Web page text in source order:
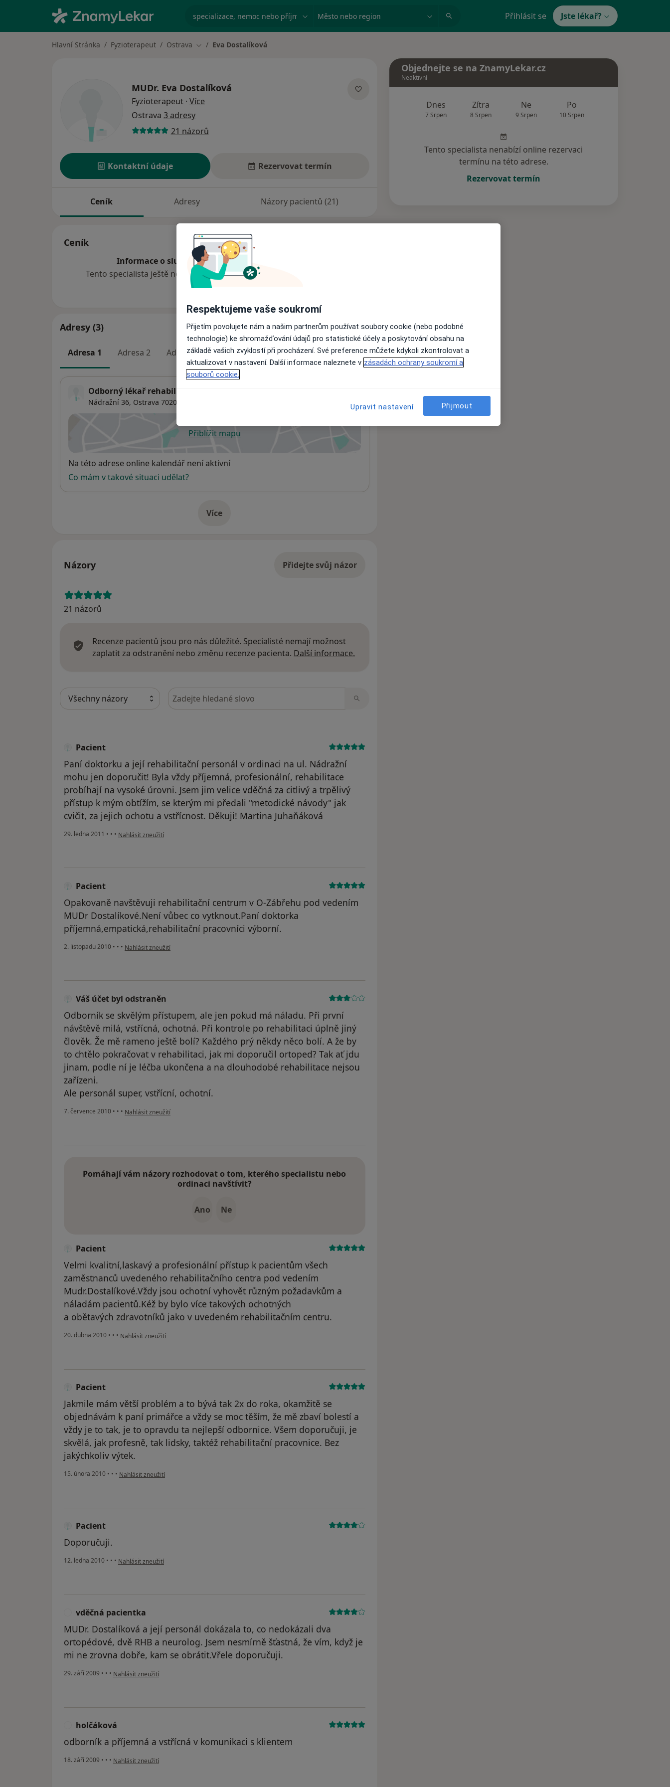
specializace, nemoc nebo příjmení Město nebo region Přihlásit se Jste lékař?
Hlavní Stránka Fyzioterapeut Ostrava Změna města
Eva Dostalíková
MUDr. Eva Dostalíková
Fyzioterapeut · Více
Ostrava 3 adresy
21 názorů
Kontaktní údaje Rezervovat termín
Ceník Adresy Názory pacientů (21)
Ceník
Informace o službách a cenách nejsou k dispozici
Tento specialista ještě nepřidával žádné informace o svých službách.
Adresy (3)
Adresa 1 Adresa 2 Adresa 3
Odborný lékař rehabilitace
Nádražní 36, Ostrava 70200
Přiblížit mapuse otevře v nové záložce
Dostupnost
Na této adrese online kalendář není aktivní
Co mám v takové situaci udělat?
Víceo adrese
Názory Přidejte svůj názor
21 názorů
Recenze pacientů jsou pro nás důležité. Specialisté nemají možnost
zaplatit za odstranění nebo změnu recenze pacienta. Další informace.
Hledejte v názorech
Pacient
Paní doktorku a její rehabilitační personál v ordinaci na ul. Nádražní
mohu jen doporučit! Byla vždy příjemná, profesionální, rehabilitace
probíhají na vysoké úrovni. Jsem jim velice vděčná za citlivý a trpělivý
přístup k mým obtížím, se kterým mi předali "metodické návody" jak
cvičit, za jejich ochotu a vstřícnost. Děkuji! Martina Juhaňáková
29. ledna 2011 • • • podle názoru uživatele Pacient
Nahlásit zneužití
Pacient
Opakovaně navštěvuji rehabilitační centrum v O-Zábřehu pod vedením
MUDr Dostalíkové.Není vůbec co vytknout.Paní doktorka
příjemná,empatická,rehabilitační pracovníci výborní.
2. listopadu 2010 • • • podle názoru uživatele Pacient
Nahlásit zneužití
Váš účet byl odstraněn
Odborník se skvělým přístupem, ale jen pokud má náladu. Při první
návštěvě milá, vstřícná, ochotná. Při kontrole po rehabilitaci úplně jiný
člověk. Že mě rameno ještě bolí? Každého prý někdy něco bolí. A že by
to chtělo pokračovat v rehabilitaci, jak mi doporučil ortoped? Tak ať jdu
jinam, podle ní je léčba ukončena a na dlouhodobé rehabilitace nejsou
zařízeni.
Ale personál super, vstřícní, ochotní.
7. července 2010 • • • podle názoru uživatele Váš účet byl odstraněn
Nahlásit zneužití
Pomáhají vám názory rozhodovat o tom, kterého specialistu nebo
ordinaci navštívit?
Ano Ne
Pacient
Velmi kvalitní,laskavý a profesionální přístup k pacientům všech
zaměstnanců uvedeného rehabilitačního centra pod vedením
Mudr.Dostalíkové.Vždy jsou ochotní vyhovět různým požadavkům a
náladám pacientů.Kéž by bylo více takových ochotných
a obětavých zdravotníků jako v uvedeném rehabilitačním centru.
20. dubna 2010 • • • podle názoru uživatele Pacient
Nahlásit zneužití
Pacient
Jakmile mám větší problém a to bývá tak 2x do roka, okamžitě se
objednávám k paní primářce a vždy se moc těším, že mě zbaví bolestí a
vždy je to tak, je to opravdu ta nejlepší odbornice. Všem doporučuji, je
skvělá, jak profesně, tak lidsky, taktéž rehabilitační pracovnice. Bez
jakýchkoliv výtek.
15. února 2010 • • • podle názoru uživatele Pacient
Nahlásit zneužití
Pacient
Doporučuji.
12. ledna 2010 • • • podle názoru uživatele Pacient
Nahlásit zneužití
vděčná pacientka
MUDr. Dostalíková a její personál dokázala to, co nedokázali dva
ortopédové, dvě RHB a neurolog. Jsem nesmírně šťastná, že vím, když je
mi ne zrovna dobře, kam se obrátit.Vřele doporučuji.
29. září 2009 • • • podle názoru uživatele vděčná pacientka
Nahlásit zneužití
holčáková
odborník a příjemná a vstřícná v komunikaci s klientem
18. září 2009 • • • podle názoru uživatele holčáková
Nahlásit zneužití
Objednejte se na ZnamyLekar.cz
Neaktivní
Dnes
7 Srpen
Zítra
8 Srpen
Ne
9 Srpen
Po
10 Srpen
Tento specialista nenabízí online rezervaci
termínu na této adrese.
Rezervovat termín
Respektujeme vaše soukromí
Přijetím povolujete nám a našim partnerům používat soubory cookie (nebo podobné
technologie) ke shromažďování údajů pro statistické účely a poskytování obsahu na
základě vašich zvyklostí při procházení. Své preference můžete kdykoli zkontrolovat a
aktualizovat v nastavení. Další informace naleznete v zásadách ochrany soukromí a
souborů cookie.
Upravit nastavení Přijmout